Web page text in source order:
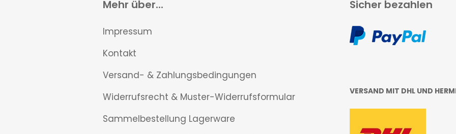
Mehr über...
Impressum
Kontakt
Versand- & Zahlungsbedingungen
Widerrufsrecht & Muster-Widerrufsformular
Sammelbestellung Lagerware
Sicher bezahlen
VERSAND MIT DHL UND